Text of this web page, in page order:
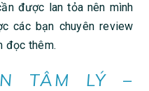
được lan tỏa nên mình
các bạn chuyên review
đọc thêm.
TÂM LÝ –